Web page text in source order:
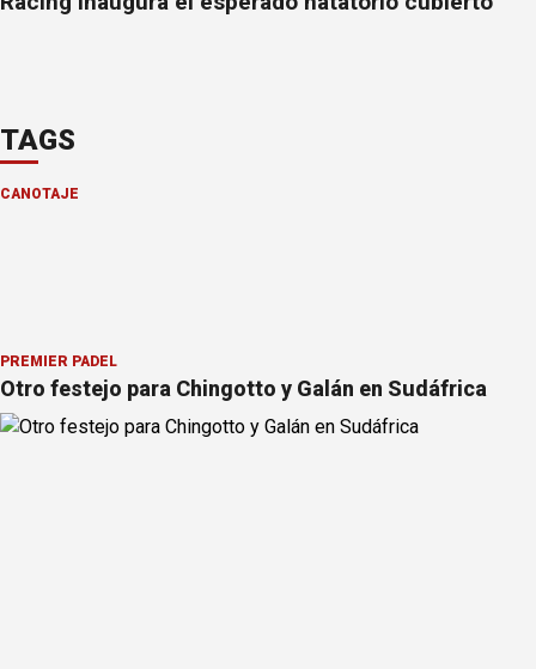
TAGS
CANOTAJE
PREMIER PÁDEL
Otro festejo para Chingotto y Galán en Sudáfrica